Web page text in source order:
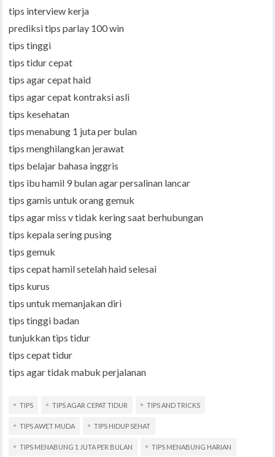
tips interview kerja
prediksi tips parlay 100 win
tips tinggi
tips tidur cepat
tips agar cepat haid
tips agar cepat kontraksi asli
tips kesehatan
tips menabung 1 juta per bulan
tips menghilangkan jerawat
tips belajar bahasa inggris
tips ibu hamil 9 bulan agar persalinan lancar
tips gamis untuk orang gemuk
tips agar miss v tidak kering saat berhubungan
tips kepala sering pusing
tips gemuk
tips cepat hamil setelah haid selesai
tips kurus
tips untuk memanjakan diri
tips tinggi badan
tunjukkan tips tidur
tips cepat tidur
tips agar tidak mabuk perjalanan
TIPS TIPS AGAR CEPAT TIDUR TIPS AND TRICKS
TIPS AWET MUDA TIPS HIDUP SEHAT
TIPS MENABUNG 1 JUTA PER BULAN TIPS MENABUNG HARIAN